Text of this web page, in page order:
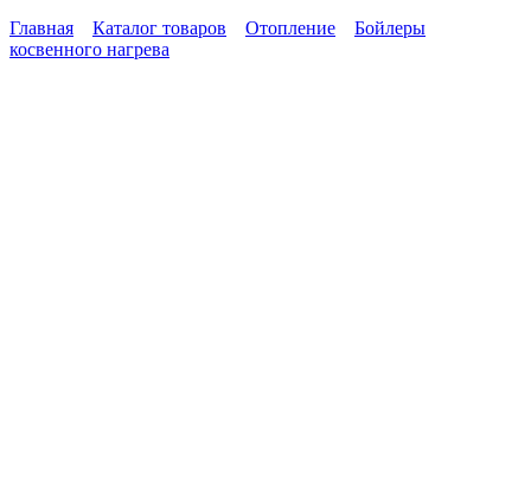
Главная
Каталог товаров Отопление
Бойлеры
косвенного нагрева